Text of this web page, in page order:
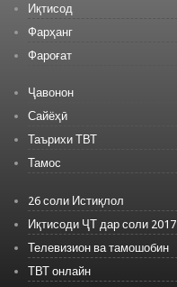
Иқтисод
Фарҳанг
Фароғат
Ҷавонон
Сайёҳӣ
Таърихи ТВТ
Тамос
26 соли Истиқлол
Иқтисоди ҶТ дар соли 2017
Телевизион ва тамошобин
ТВТ онлайн